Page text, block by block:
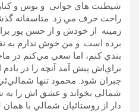
شيطنت هاي جواني و بوس و
راحت حرف مي زد. متاسفانه
زمينه از خودش و از حسن پور
برده است. و من خوش ندارم به
بندي كنم، اما سعي مي‌كنم در
براي‌اش پيش آمد آنچه را در
جبران شود. محمود تنها شمالي‌ئي
شمالي بخواند و عشق اش را به
دار از روستائيان شمالي با